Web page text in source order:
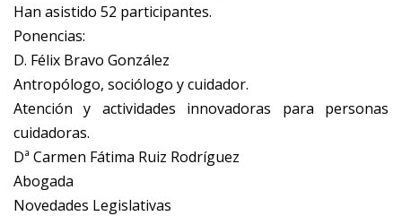
Han asistido 52 participantes.
Ponencias:
D. Félix Bravo González
Antropólogo, sociólogo y cuidador.
Atención y actividades innovadoras para personas
cuidadoras.
Dª Carmen Fátima Ruiz Rodríguez
Abogada
Novedades Legislativas